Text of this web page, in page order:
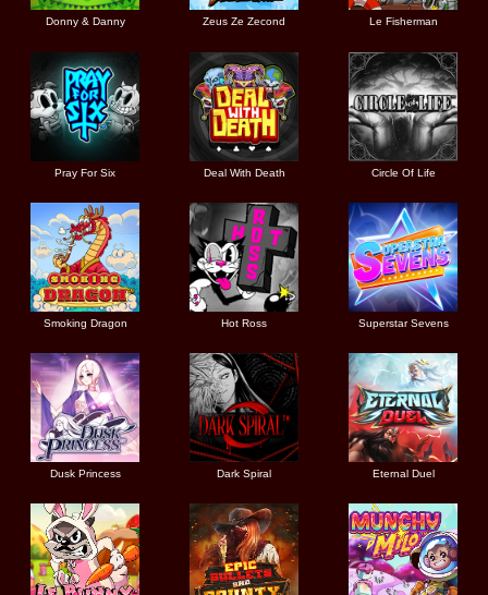
Donny & Danny Zeus Ze Zecond Le Fisherman
Pray For Six Deal With Death Circle Of Life
Smoking Dragon Hot Ross Superstar Sevens
Dusk Princess Dark Spiral Eternal Duel